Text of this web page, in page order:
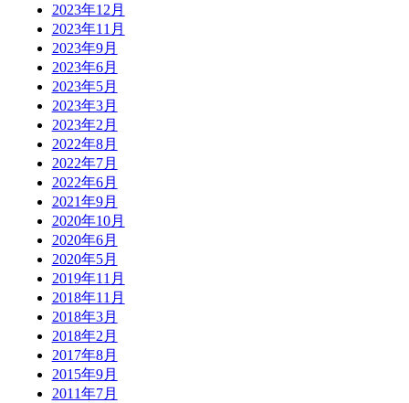
2023年12月
2023年11月
2023年9月
2023年6月
2023年5月
2023年3月
2023年2月
2022年8月
2022年7月
2022年6月
2021年9月
2020年10月
2020年6月
2020年5月
2019年11月
2018年11月
2018年3月
2018年2月
2017年8月
2015年9月
2011年7月